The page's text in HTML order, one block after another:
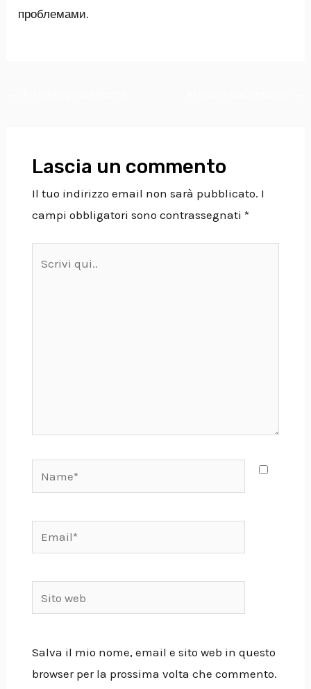
проблемами.
Lascia un commento
Il tuo indirizzo email non sarà pubblicato. I
campi obbligatori sono contrassegnati *
Email*
web
Salva il mio nome, email e sito web in questo
browser per la prossima volta che commento.